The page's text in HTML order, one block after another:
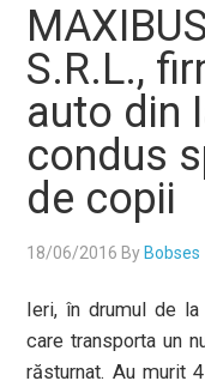
S.R.L.,
auto din
condus
de copii
18/06/2016 By Bobses
Ieri, în drumul de
care transporta un
răsturnat. Au murit